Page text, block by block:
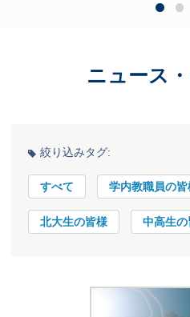
ニュース ・
絞り込みタグ:
すべて 学内教職員の皆
北大生の皆様 中高生の